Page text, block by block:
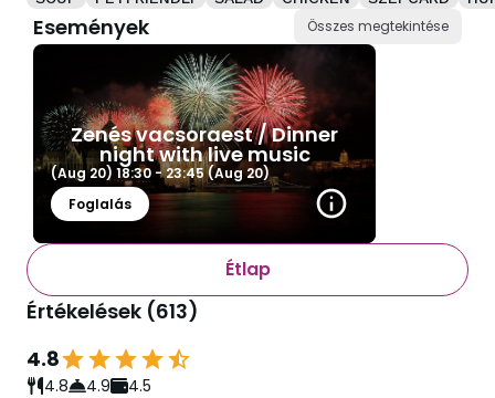
Események Összes megtekintése
Zenés vacsoraest / Dinner
night with live music
(Aug 20) 18:30 -23:45(Aug 20)
Foglalás
Étlap
Értékelések (613)
4.8
4.8 4.9 4.5